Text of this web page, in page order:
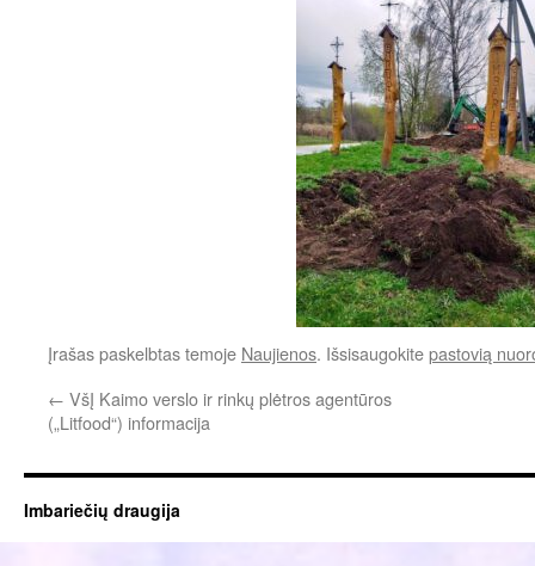
Įrašas paskelbtas temoje Naujienos. Išsisaugokitepastovią
← VšĮ Kaimo verslo ir rinkų plėtros agentūros
(„Litfood“) informacija
Imbariečių draugija